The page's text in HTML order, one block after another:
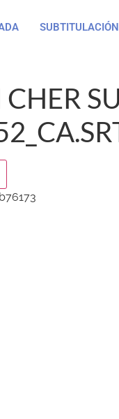
SUBTITULACIÓN